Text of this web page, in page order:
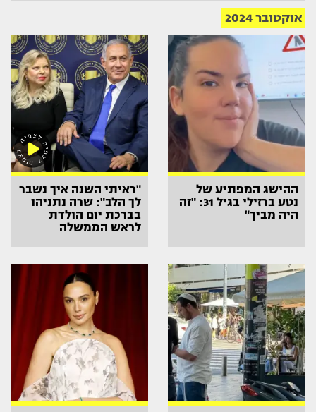
אוקטובר 2024
ההישג המפתיע של
נטע ברזילי בגיל 31: "זה
היה מביך"
"ראיתי השנה איך נשבר
לך הלב": שרה נתניהו
בברכת יום הולדת
לראש הממשלה